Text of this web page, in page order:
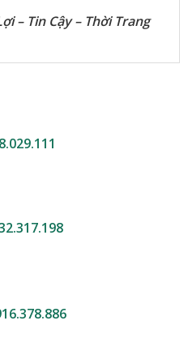
– Tin Cậy – Thời Trang